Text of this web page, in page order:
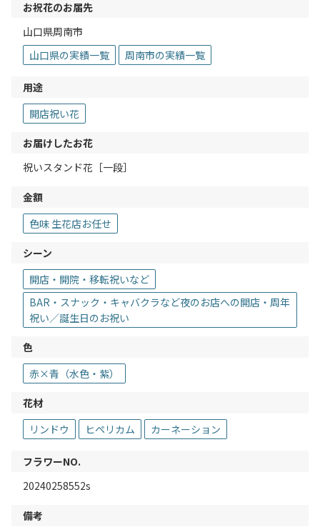
お祝花のお届先
山口県周南市
山口県の実績一覧
周南市の実績一覧
用途
開店祝い花
お届けしたお花
祝いスタンド花［一段］
金額
色味 生花店お任せ
シーン
開店・開院・移転祝いなど
BAR・スナック・キャバクラなど夜のお店への開店・周年
祝い／誕生日のお祝い
色
赤×青（水色・紫）
花材
リンドウ
ヒペリカム カーネーション
フラワーNO.
20240258552s
備考